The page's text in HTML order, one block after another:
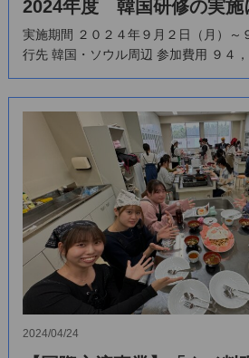
2024年度 韓国研修の実施
実施期間 ２０２４年９月２日（月）～
行先 韓国・ソウル周辺 参加費用 ９４
2024/04/24